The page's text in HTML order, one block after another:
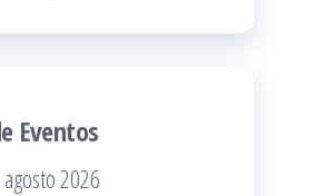
Eventos
agosto 2026